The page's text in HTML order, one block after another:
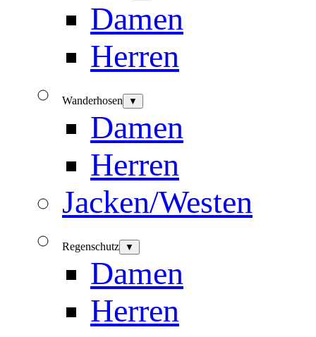
Damen
Herren
Wanderhosen ▼
Damen
Herren
Jacken/Westen
Regenschutz ▼
Damen
Herren